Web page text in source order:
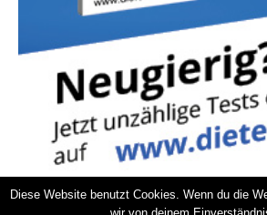
Diese Website benutzt Cookies. Wenn du die